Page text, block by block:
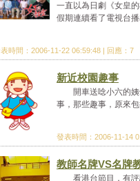
一直以為日劇《女皇
假期連續看了電視台
時間：2006-11-22 06:59:48 | 回應：7
新近校園趣事
開車送唸小六的姨
事，那些趣事，原來
發表時間：2006-11-14
教師名牌VS名牌
看港台節目，有評